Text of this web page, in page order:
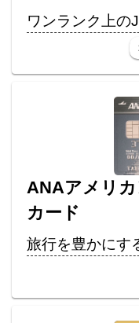
ワンランク上の
ANAアメリ
カード
旅行を豊かにす